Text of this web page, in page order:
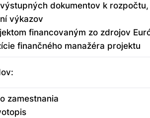
dokumentov k
výkazov
financovaným zo zdrojov
finančného manažéra projektu
zamestnania